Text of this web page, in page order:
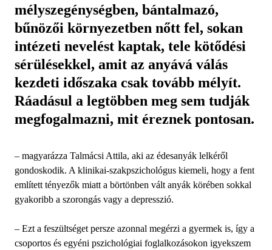
mélyszegénységben, bántalmazó,
bűnözői környezetben nőtt fel, sokan
intézeti nevelést kaptak, tele kötődési
sérülésekkel, amit az anyává válás
kezdeti időszaka csak tovább mélyít.
Ráadásul a legtöbben meg sem tudják
megfogalmazni, mit éreznek pontosan.
– magyarázza Talmácsi Attila, aki az édesanyák lelkéről
gondoskodik. A klinikai-szakpszichológus kiemeli, hogy a fent
említett tényezők miatt a börtönben vált anyák körében sokkal
gyakoribb a szorongás vagy a depresszió.
– Ezt a feszültséget persze azonnal megérzi a gyermek is, így a
csoportos és egyéni pszichológiai foglalkozásokon igyekszem